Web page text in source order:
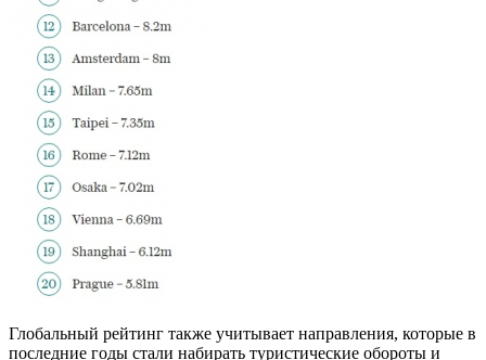
Глобальный рейтинг также учитывает направления, которые в
последние годы стали набирать туристические обороты и